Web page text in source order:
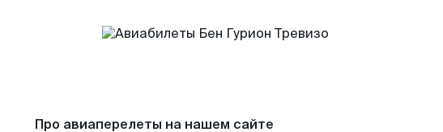
Про авиаперелеты на нашем сайте